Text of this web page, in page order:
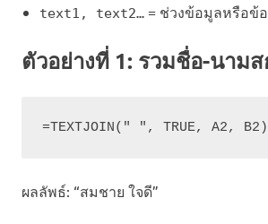
text1, text2… = ช่วงข้อมูลหรือข้
ตัวอย่างที่ 1: รวมชื่อ-นาม
=TEXTJOIN(" ", TRUE, A2, B2)
ผลลัพธ์: “สมชาย ใจดี”